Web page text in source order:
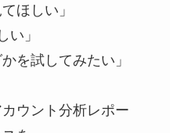
ほしい」
い」
を試してみたい」
ウント分析レポー